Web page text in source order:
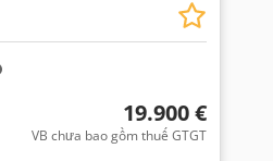
19.900 €
VB chưa bao gồm thuế GTGT